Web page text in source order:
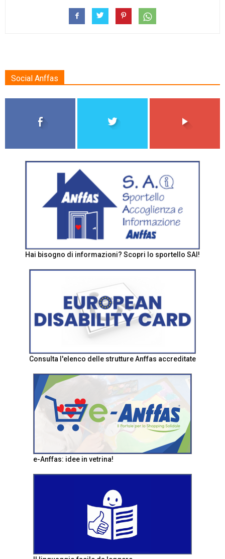
Social Anffas
Hai bisogno di informazioni? Scopri lo sportello SAI!
Consulta l'elenco delle strutture Anffas accreditate
e-Anffas: idee in vetrina!